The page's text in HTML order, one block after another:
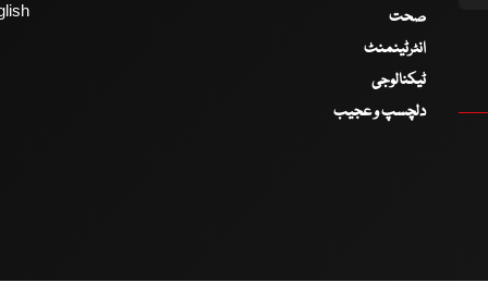
صحت
انٹرٹینمنٹ
ٹیکنالوجی
دلچسپ و عجیب